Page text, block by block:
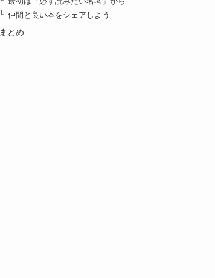
仲間と良い本をシェアしよう
まとめ